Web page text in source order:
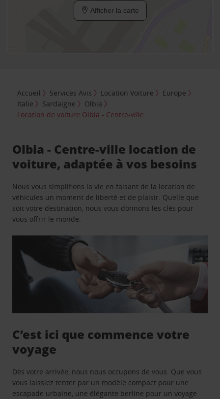
Afficher la carte
Accueil Services Avis Location Voiture
Europe
Italie
Sardaigne
Olbia
Location de voiture Olbia - Centre-ville
Olbia - Centre-ville location de
voiture, adaptée à vos besoins
Nous vous simplifions la vie en faisant de la location de
véhicules un moment de liberté et de plaisir. Quelle que
soit votre destination, nous vous donnons les clés pour
vous offrir le monde.
C’est ici que commence votre
voyage
Dès votre arrivée, nous nous occupons de vous. Que vous
vous laissiez tenter par un modèle compact pour une
escapade urbaine, une élégante berline pour un voyage